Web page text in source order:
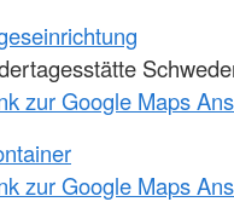
zur Google Maps
zur Google Maps